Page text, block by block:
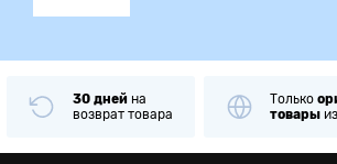
30 дней на
возврат товара
Только
товары